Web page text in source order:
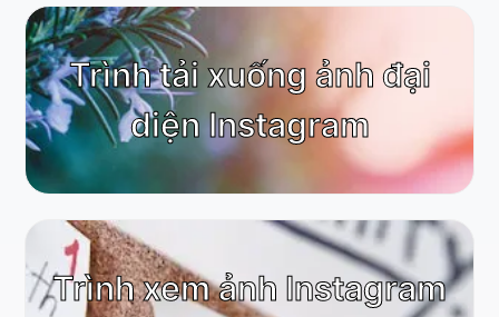
Trình tải xuống ảnh đại
diện Instagram
Trình xem ảnh Instagram